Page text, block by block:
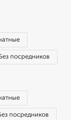
Без посредников
посредников